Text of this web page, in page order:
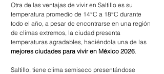
Otra de las ventajas de vivir en Saltillo es su
temperatura promedio de 14°C a 18°C durante
todo el año, a pesar de encontrarse en una región
de climas extremos, la ciudad presenta
temperaturas agradables, haciéndola una de las
mejores ciudades para vivir en México 2026
Saltillo, tiene clima semiseco presentándose